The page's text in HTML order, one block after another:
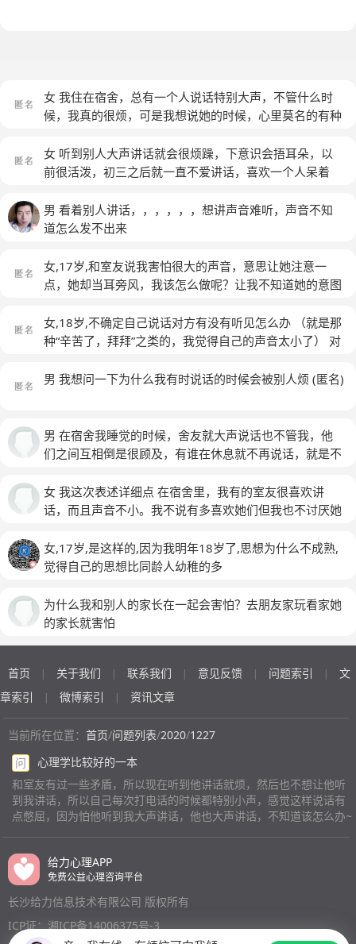
女 我住在宿舍，总有一个人说话特别大声，不管什么时
候，我真的很烦，可是我想说她的时候，心里莫名的有种
我该怎么办 (匿名)
女 听到别人大声讲话就会很烦躁，下意识会捂耳朵，以
前很活泼，初三之后就一直不爱讲话，喜欢一个人呆着
男 看着别人讲话，，，，，，想讲声音难听，声音不知
道怎么发不出来
女,17岁,和室友说我害怕很大的声音，意思让她注意一
点，她却当耳旁风，我该怎么做呢？让我不知道她的意图
兴，我也不舒服(匿名)
女,18岁,不确定自己说话对方有没有听见怎么办 （就是那
种“辛苦了，拜拜”之类的，我觉得自己的声音太小了） 对
男 我想问一下为什么我有时说话的时候会被别人烦 (匿名)
男 在宿舍我睡觉的时候，舍友就大声说话也不管我，他
们之间互相倒是很顾及，有谁在休息就不再说话，就是不
女 我这次表述详细点 在宿舍里，我有的室友很喜欢讲
话，而且声音不小。我不说有多喜欢她们但我也不讨厌她
是声音不小感觉这些声音扰乱了我需要的平静，这使我异
常难受。问题总是不止一个，我在人群中会感觉很不自
道是我心态不端正。但是自然状态下就是这样的感受，不
协调的环境，让我有时忍不住难受，这扰乱了我正常的生
女,17岁,是这样的,因为我明年18岁了,思想为什么不成熟,
觉得自己的思想比同龄人幼稚的多
为什么我和别人的家长在一起会害怕？去朋友家玩看家她
的家长就害怕
首页 | 关于我们 | 联系我们 | 意见反馈 | 问题索引 |
文
章索引
| 微博索引 | 资讯文章
当前所在位置： 首页/问题列表/2020/1227
问
心理学比较好的一本
和室友有过一些矛盾，所以现在听到他讲话就烦，然后也不想让他听
到我讲话，所以自己每次打电话的时候都特别小声，感觉这样说话有
点憋屈，因为怕他听到我大声讲话，他也大声讲话，不知道该怎么办~
给力心理APP
免费公益心理咨询平台
长沙给力信息技术有限公司 版权所有
ICP证：湘ICP备14006375号-3